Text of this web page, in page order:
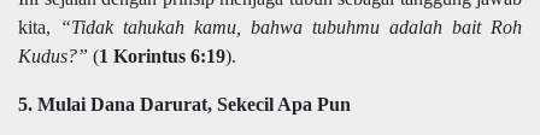
kita,
“Tidak tahukah kamu, bahwa tubuhmu adalah bait Roh
Kudus?” (1 Korintus 6:19).
5. Mulai Dana Darurat, Sekecil Apa Pun